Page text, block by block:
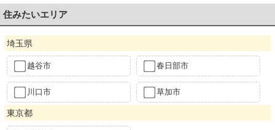
住みたいエリア
埼玉県
越谷市 春日部市
川口市 草加市
東京都